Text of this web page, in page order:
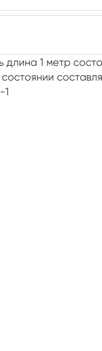
1 метр
1